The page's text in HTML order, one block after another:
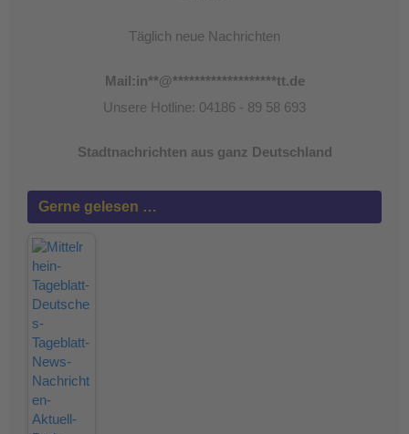
Täglich neue Nachrichten
Mail:in**@*******************tt.de
Unsere Hotline: 04186 - 89 58 693
Stadtnachrichten aus ganz Deutschland
Gerne gelesen …